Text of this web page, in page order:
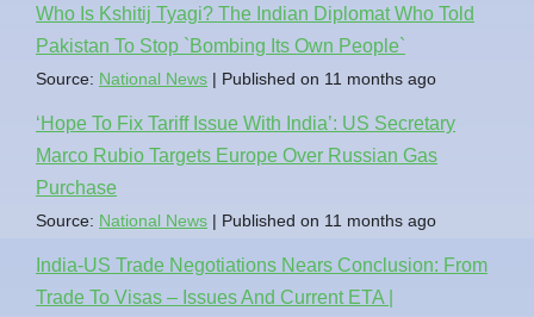
Who Is Kshitij Tyagi? The Indian Diplomat Who Told
Pakistan To Stop `Bombing Its Own People`
Source: National News Published on 11 months ago
‘Hope To Fix Tariff Issue With India’: US Secretary
Marco Rubio Targets Europe Over Russian Gas
Purchase
Source: National News Published on 11 months ago
India-US Trade Negotiations Nears Conclusion: From
Trade To Visas – Issues And Current ETA |